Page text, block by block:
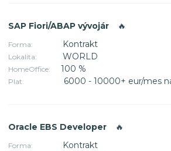
SAP Fiori/ABAP vývojár 🔥
Forma: Kontrakt
Lokalita: WORLD
HomeOffice: 100 %
Plat: 6000 - 10000+ eur/mes
Oracle EBS Developer 🔥
Forma: Kontrakt